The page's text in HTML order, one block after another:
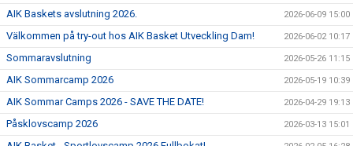
AIK Baskets avslutning 2026. 2026-06-09 15:00
Välkommen på try-out hos AIK Basket Utveckling Dam! 2026-06-02 10:17
Sommaravslutning 2026-05-26 11:15
AIK Sommarcamp 2026 2026-05-19 10:39
AIK Sommar Camps 2026 - SAVE THE DATE! 2026-04-29 19:13
Påsklovscamp 2026 2026-03-13 15:01